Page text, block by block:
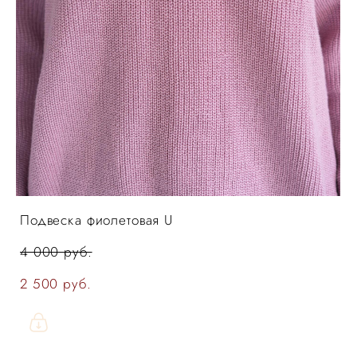
Подвеска фиолетовая U
4 000 pуб.
2 500 pуб.